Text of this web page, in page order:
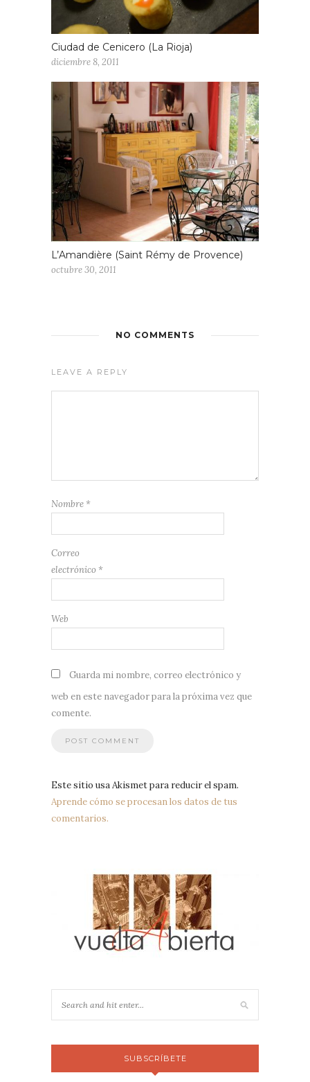
Ciudad de Cenicero (La Rioja)
diciembre 8, 2011
L’Amandière (Saint Rémy de Provence)
octubre 30, 2011
NO COMMENTS
LEAVE A REPLY
Nombre *
Correo
electrónico *
Web
Guarda mi nombre, correo electrónico y
web en este navegador para la próxima vez que
comente.
Este sitio usa Akismet para reducir el spam.
Aprende cómo se procesan los datos de tus
comentarios.
SUBSCRÍBETE